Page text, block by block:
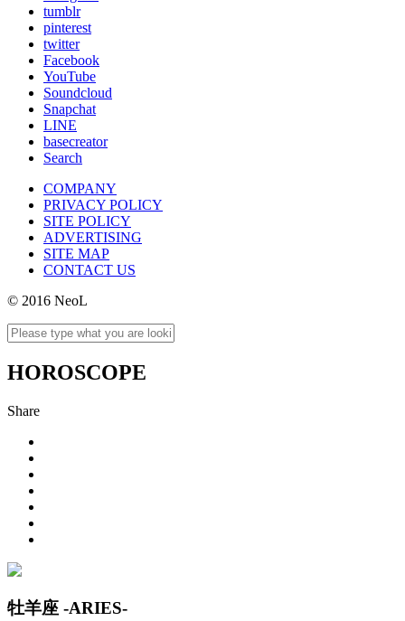
tumblr
pinterest
twitter
Facebook
YouTube
Soundcloud
Snapchat
LINE
basecreator
Search
COMPANY
PRIVACY POLICY
SITE POLICY
ADVERTISING
SITE MAP
CONTACT US
© 2016 NeoL
HOROSCOPE
Share
牡羊座 -ARIES-